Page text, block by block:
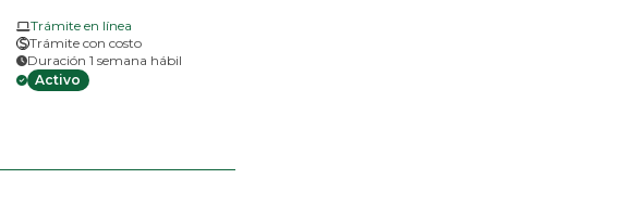
Trámite en línea
Trámite con costo
Duración 1 semana hábil
Activo